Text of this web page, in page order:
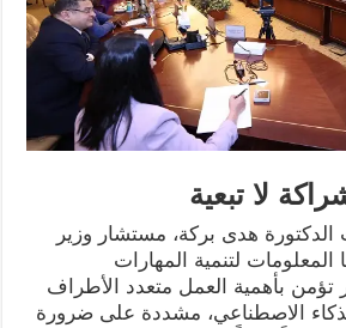
لا تبعية
الدكتورة هدى بركة، مستشار وزير
المعلومات لتنمية المهارات
تؤمن بأهمية العمل متعدد الأطراف
الاصطناعي، مشددة على ضرورة